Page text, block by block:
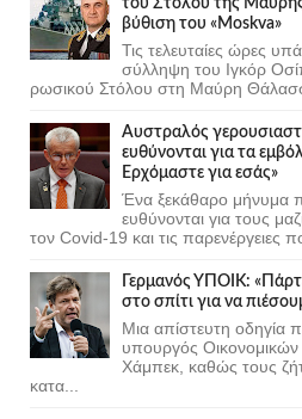
του Στόλου της
βύθιση του «Moskva»
Τις τελευταίες ώρες
σύλληψη του Ιγκόρ
ρωσικού Στόλου στη Μαύρη
Αυστραλός
ευθύνονται για τα
Ερχόμαστε για εσάς»
Ένα ξεκάθαρο μήνυμα
ευθύνονται για τους
τον Covid-19 και τις παρενέργειες
Γερμανός ΥΠΟΙΚ:
στο σπίτι για να
Μια απίστευτη οδηγία
υπουργός
Χάμπεκ, καθώς τους
κατα...